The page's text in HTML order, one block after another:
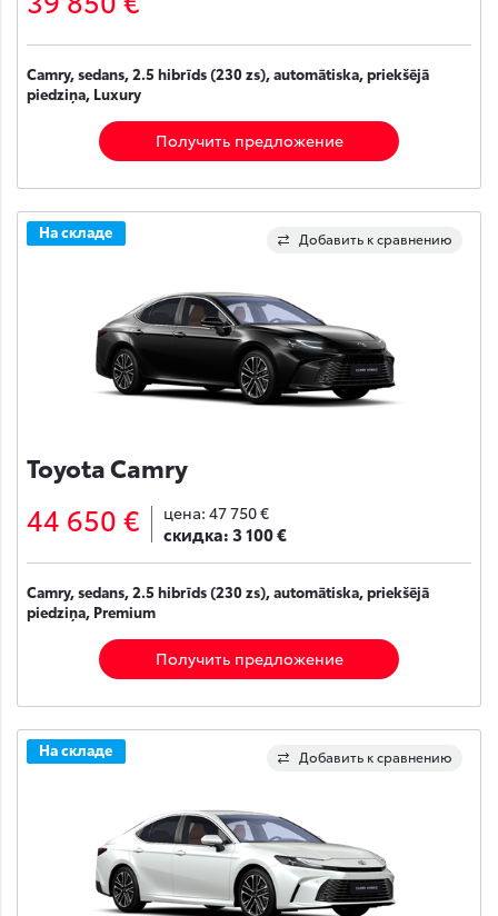
Camry, sedans, 2.5 hibrīds (230 zs), automātiska, priekšējā
piedziņa, Luxury
Получить предложение
Добавить к сравнению
На складе
Toyota Camry
44 650 € цена: 47 750 €
скидка:3 100 €
Camry, sedans, 2.5 hibrīds (230 zs), automātiska, priekšējā
piedziņa, Premium
Получить предложение
Добавить к сравнению
На складе